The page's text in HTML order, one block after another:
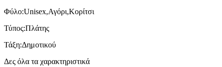
Φύλο:Unisex,Αγόρι,Κορίτσι
Τύπος:Πλάτης
Τάξη:Δημοτικού
Δες όλα τα χαρακτηριστικά